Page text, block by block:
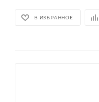
В ИЗБРАННОЕ